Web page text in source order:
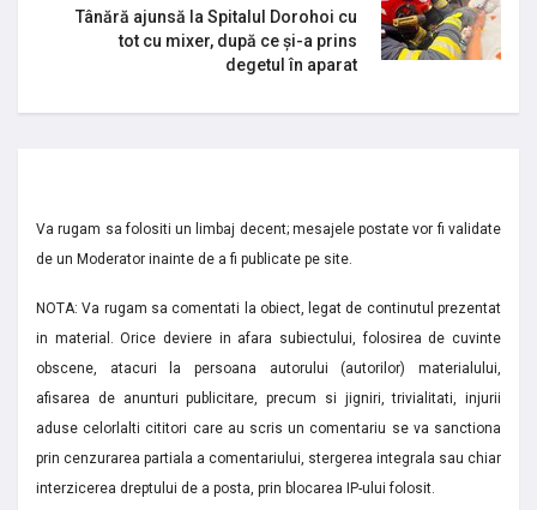
Tânără ajunsă la Spitalul Dorohoi cu
tot cu mixer, după ce și-a prins
degetul în aparat
Va rugam sa folositi un limbaj decent; mesajele postate vor fi validate
de un Moderator inainte de a fi publicate pe site.
NOTA: Va rugam sa comentati la obiect, legat de continutul prezentat
in material. Orice deviere in afara subiectului, folosirea de cuvinte
obscene, atacuri la persoana autorului (autorilor) materialului,
afisarea de anunturi publicitare, precum si jigniri, trivialitati, injurii
aduse celorlalti cititori care au scris un comentariu se va sanctiona
prin cenzurarea partiala a comentariului, stergerea integrala sau chiar
interzicerea dreptului de a posta, prin blocarea IP-ului folosit.